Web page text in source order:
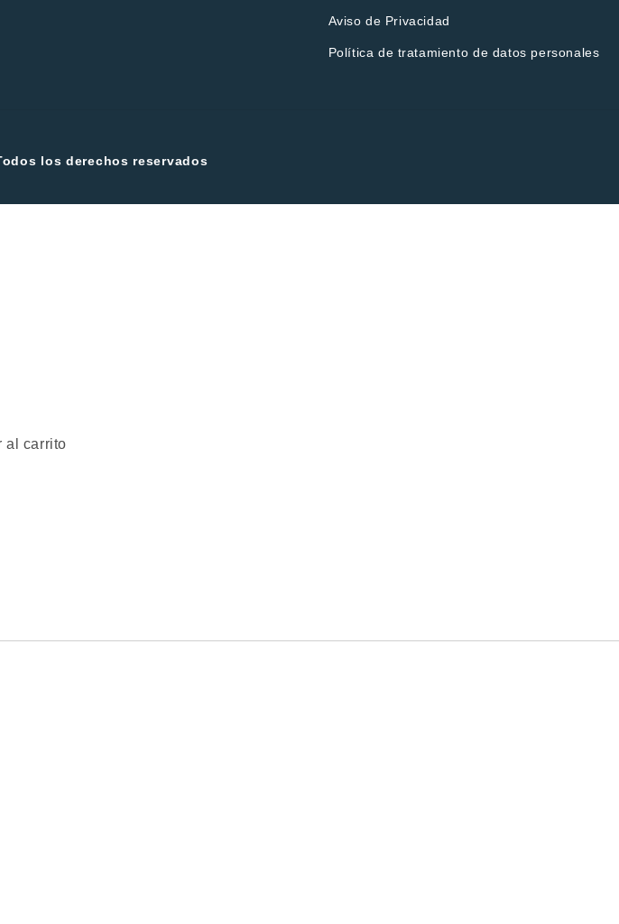
Aviso de Privacidad
Política de tratamiento de datos personales
los derechos reservados
al carrito